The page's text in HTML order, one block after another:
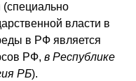
(специально
власти в
в РФ является
РФ, в Республике
РБ).